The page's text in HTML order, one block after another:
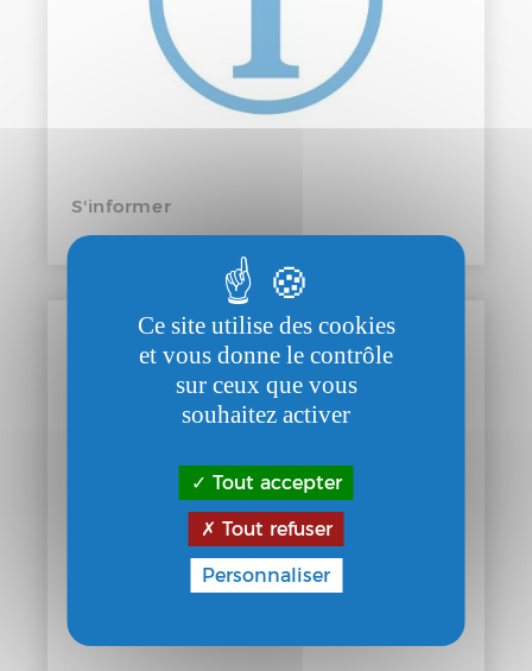
S'informer
Ce site utilise des cookies
et vous donne le contrôle
sur ceux que vous
souhaitez activer
Tout accepter
Tout refuser
Personnaliser